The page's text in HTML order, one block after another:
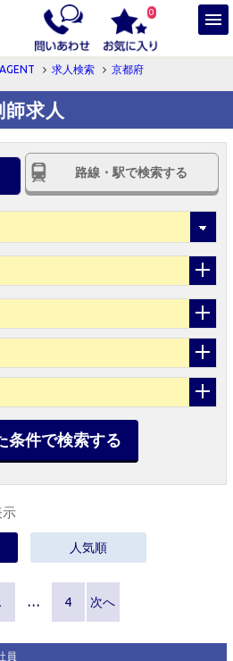
0
求人検索
京都府
求人
路線・駅で検索する
条件で検索する
人気順
… 4 次へ
員